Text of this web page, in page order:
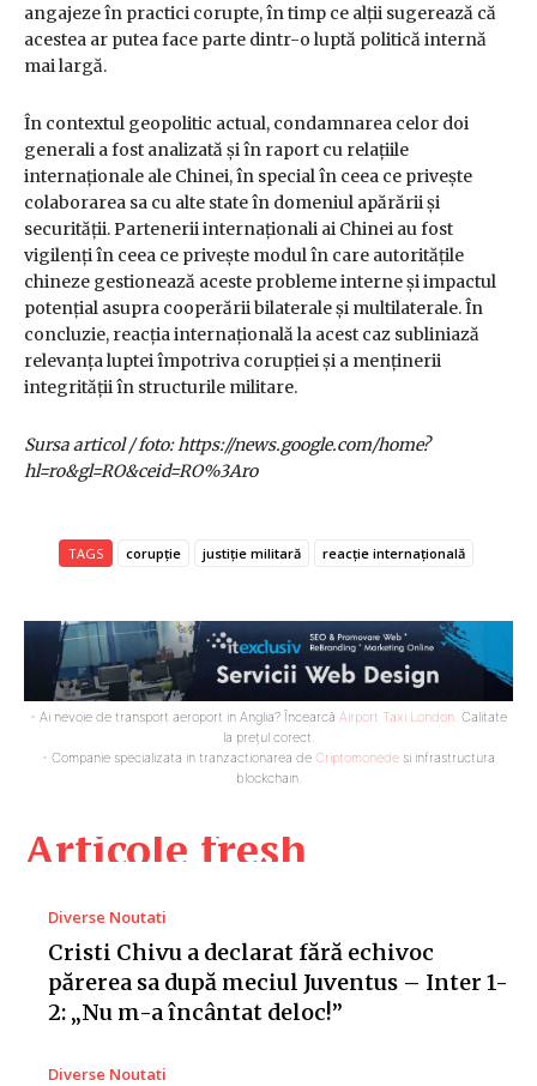
Articole fresh
Diverse Noutati
Cristi Chivu a declarat fără echivoc
părerea sa după meciul Juventus – Inter 1-
2: „Nu m-a încântat deloc!”
Diverse Noutati
angajeze în practici corupte, în timp ce alții sugerează că
acestea ar putea face parte dintr-o luptă politică internă
mai largă.
În contextul geopolitic actual, condamnarea celor doi
generali a fost analizată și în raport cu relațiile
internaționale ale Chinei, în special în ceea ce privește
colaborarea sa cu alte state în domeniul apărării și
securității. Partenerii internaționali ai Chinei au fost
vigilenți în ceea ce privește modul în care autoritățile
chineze gestionează aceste probleme interne și impactul
potențial asupra cooperării bilaterale și multilaterale. În
concluzie, reacția internațională la acest caz subliniază
relevanța luptei împotriva corupției și a menținerii
integrității în structurile militare.
Sursa articol / foto: https://news.google.com/home?
hl=ro&gl=RO&ceid=RO%3Aro
TAGS corupție justiție militară reacție internațională
- Ai nevoie de transport aeroport in Anglia? Încearcă Airport Taxi London. Calitate
la prețul corect.
- Companie specializata in tranzactionarea de Criptomonede si infrastructura
blockchain.